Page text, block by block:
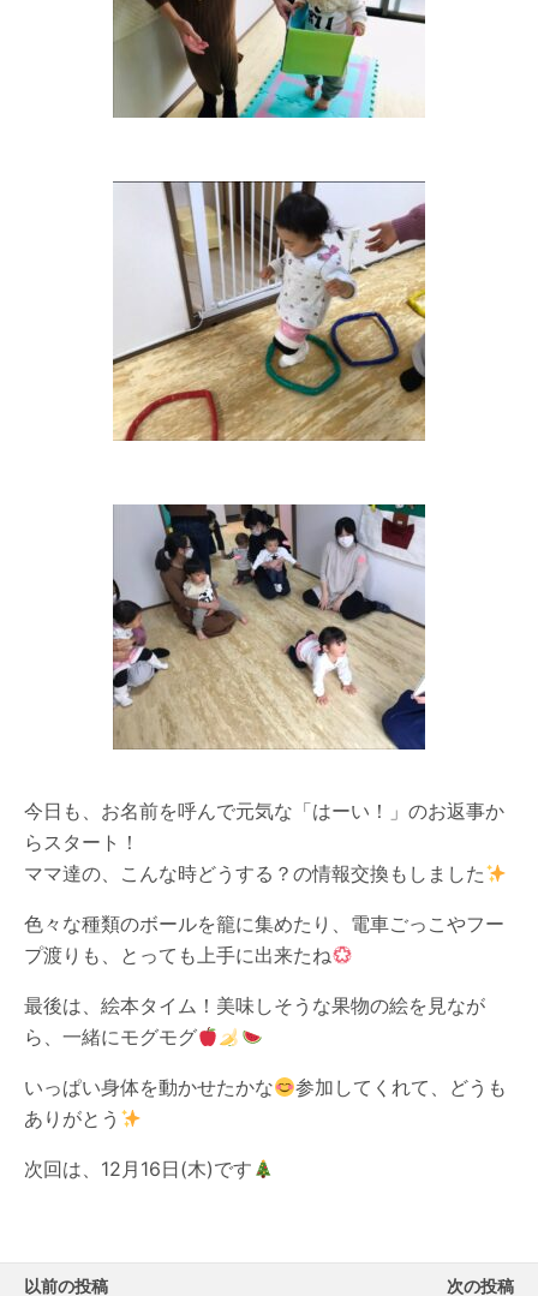
今日も、お名前を呼んで元気な「はーい！」のお返事か
らスタート！
ママ達の、こんな時どうする？の情報交換もしました
色々な種類のボールを籠に集めたり、電車ごっこやフー
プ渡りも、とっても上手に出来たね
最後は、絵本タイム！美味しそうな果物の絵を見なが
ら、一緒にモグモグ
いっぱい身体を動かせたかな
参加してくれて、どうも
ありがとう
次回は、12月16日(木)です
以前の投稿 次の投稿